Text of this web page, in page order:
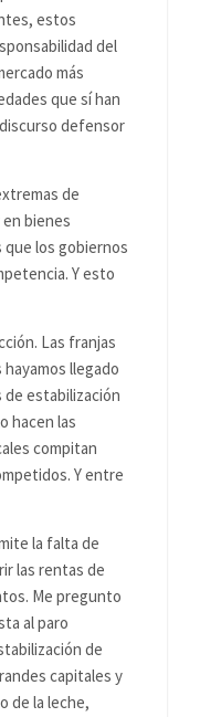
estos
del
más
que sí han
defensor
de
bienes
que los gobiernos
Y esto
Las franjas
llegado
de estabilización
hacen las
compitan
Y entre
la falta de
las rentas de
Me pregunto
al paro
de
capitales y
de la leche,